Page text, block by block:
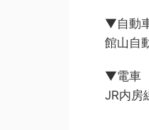
▼自動
館山自
▼電車
JR内房